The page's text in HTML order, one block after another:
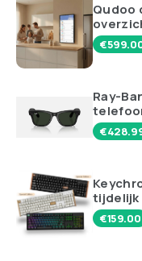
Qudoo
€
Ray-
€
tijdelijk
€159.00